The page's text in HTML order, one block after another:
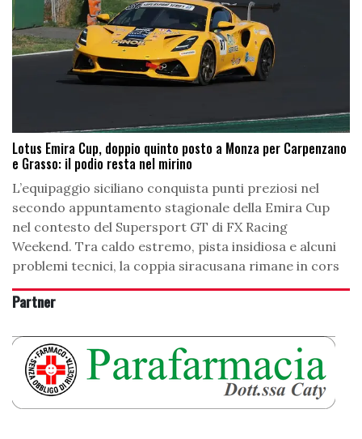
Lotus Emira Cup, doppio quinto posto a Monza per Carpenzano
e Grasso: il podio resta nel mirino
L’equipaggio siciliano conquista punti preziosi nel
secondo appuntamento stagionale della Emira Cup
nel contesto del Supersport GT di FX Racing
Weekend. Tra caldo estremo, pista insidiosa e alcuni
problemi tecnici, la coppia siracusana rimane in cors
Partner